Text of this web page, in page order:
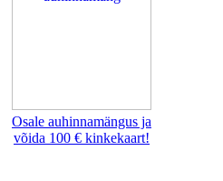
Osale auhinnamängus ja
võida 100 € kinkekaart!